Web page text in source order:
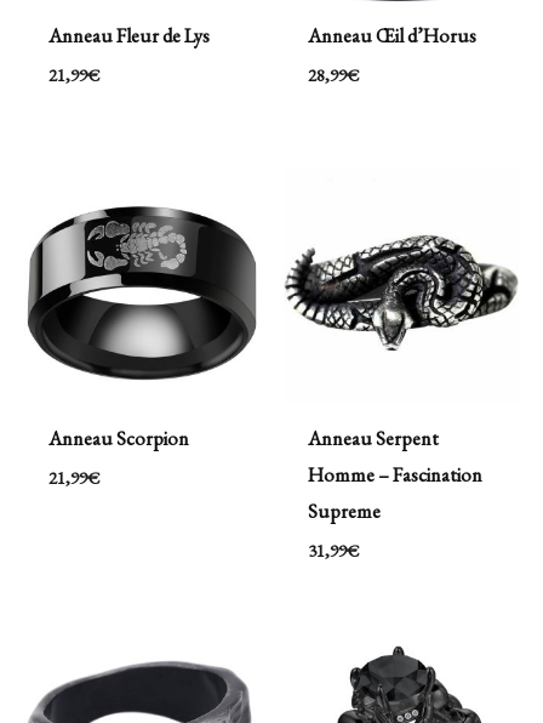
Anneau Fleur de Lys
21,99€
Anneau Œil d’Horus
28,99€
Anneau Scorpion
21,99€
Anneau Serpent
Homme – Fascination
Supreme
31,99€